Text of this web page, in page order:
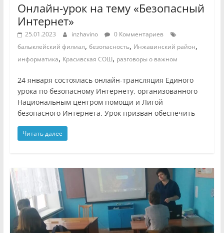
Онлайн-урок на тему «Безопасный
Интернет»
25.01.2023 inzhavino
0 Комментариев
балыклейский филиал, безопасность, Инжавинский район,
информатика, Красивская СОШ, разговоры о важном
24 января состоялась онлайн-трансляция Единого
урока по безопасному Интернету, организованного
Национальным центром помощи и Лигой
безопасного Интернета. Урок призван обеспечить
Читать далее